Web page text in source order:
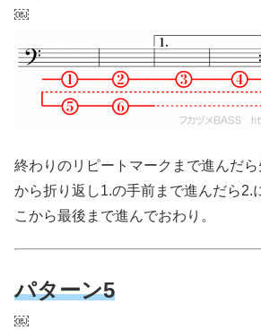
￼
終わりのリピートマークまで進んだ
から折り返し1.の手前まで進んだら2.
こから最後まで進んでおわり。
パターン5
￼